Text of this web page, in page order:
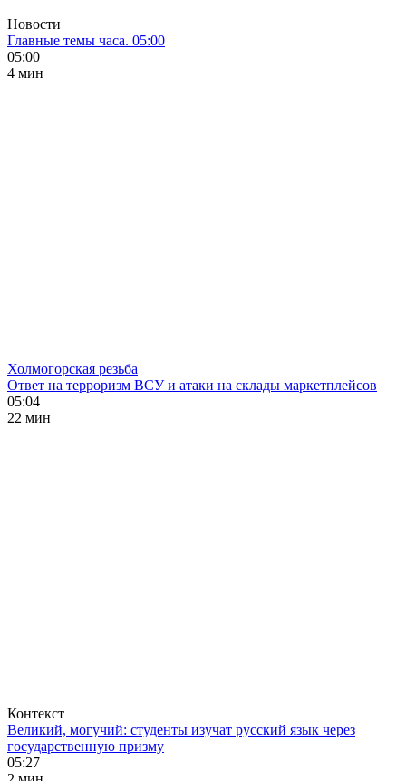
Новости
Главные темы часа. 05:00
05:00
4 мин
Холмогорская резьба
Ответ на терроризм ВСУ и атаки на склады маркетплейсов
05:04
22 мин
Контекст
Великий, могучий: студенты изучат русский язык через
государственную призму
05:27